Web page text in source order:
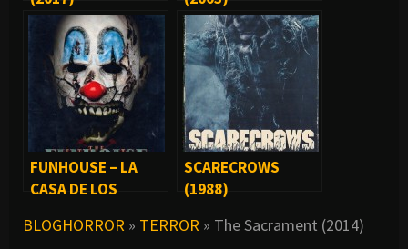
FUNHOUSE – LA
CASA DE LOS
SCARECROWS
(1988)
BLOGHORROR » TERROR » The Sacrament (2014)